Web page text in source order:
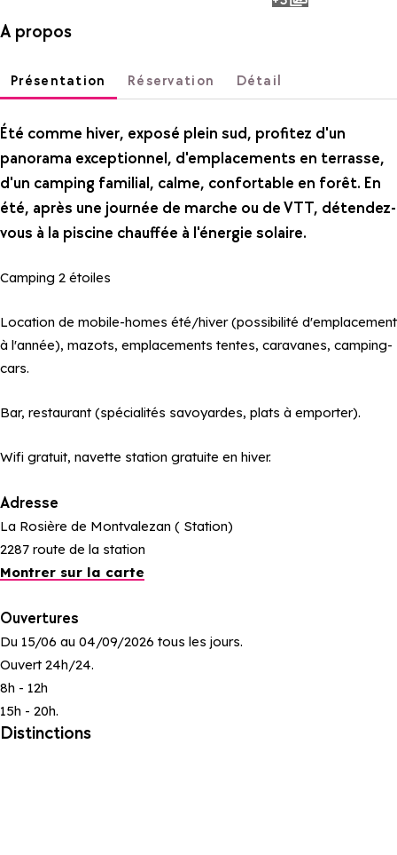
photos
A propos
Présentation Réservation Détail
Été comme hiver, exposé plein sud, profitez d'un
panorama exceptionnel, d'emplacements en terrasse,
d'un camping familial, calme, confortable en forêt. En
été, après une journée de marche ou de VTT, détendez-
vous à la piscine chauffée à l'énergie solaire.
Camping 2 étoiles
Location de mobile-homes été/hiver (possibilité d'emplacement
à l'année), mazots, emplacements tentes, caravanes, camping-
cars.
Bar, restaurant (spécialités savoyardes, plats à emporter).
Wifi gratuit, navette station gratuite en hiver.
Adresse
La Rosière de Montvalezan ( Station)
2287 route de la station
Montrer sur la carte
Ouvertures
Du 15/06 au 04/09/2026 tous les jours.
Ouvert 24h/24.
8h - 12h
15h - 20h.
Distinctions